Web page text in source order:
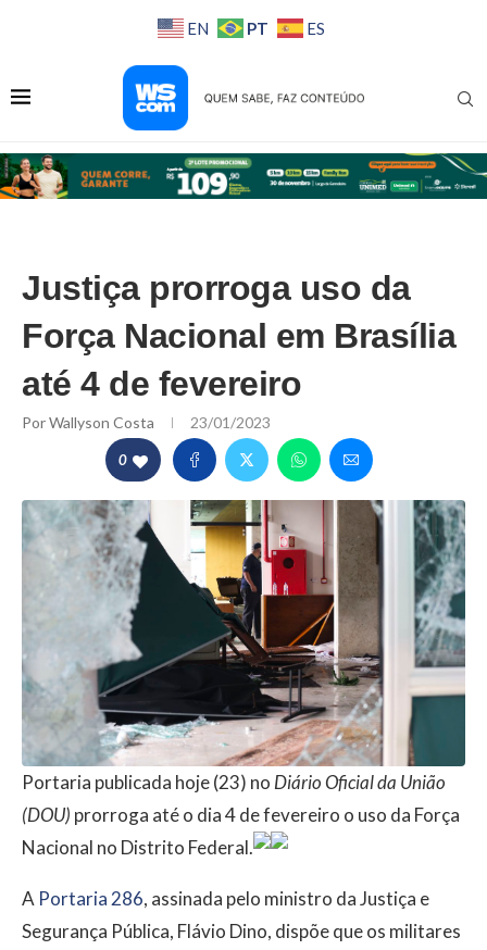
EN PT ES
Justiça prorroga uso da
Força Nacional em Brasília
até 4 de fevereiro
PorWallyson Costa 23/01/2023
0
Portaria publicada hoje (23) no Diário Oficial da União
(DOU) prorroga até o dia 4 de fevereiro o uso da Força
Nacional no Distrito Federal.
A Portaria 286, assinada pelo ministro da Justiça e
Segurança Pública, Flávio Dino, dispõe que os militares